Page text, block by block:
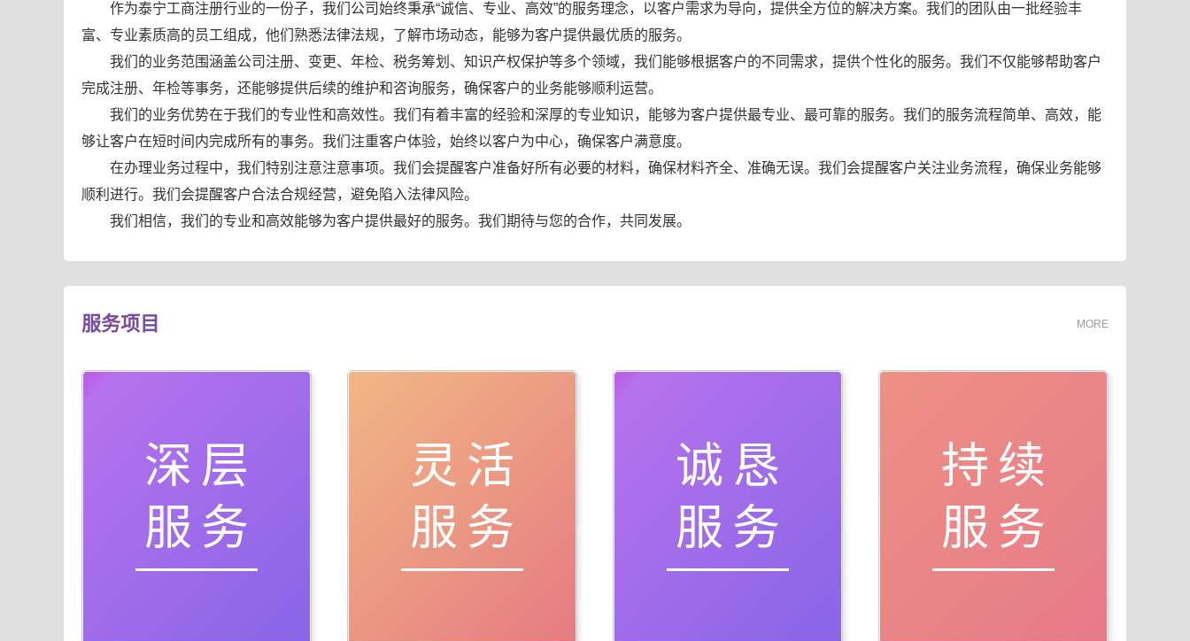
作为泰宁工商注册行业的一份子，我们公司始终秉承“诚信、专业、高效”的服务理念，以客户需求为导向，提供全方位的解决方案。我们的团队由一批经验丰
富、专业素质高的员工组成，他们熟悉法律法规，了解市场动态，能够为客户提供最优质的服务。
我们的业务范围涵盖公司注册、变更、年检、税务筹划、知识产权保护等多个领域，我们能够根据客户的不同需求，提供个性化的服务。我们不仅能够帮助客户
完成注册、年检等事务，还能够提供后续的维护和咨询服务，确保客户的业务能够顺利运营。
我们的业务优势在于我们的专业性和高效性。我们有着丰富的经验和深厚的专业知识，能够为客户提供最专业、最可靠的服务。我们的服务流程简单、高效，能
够让客户在短时间内完成所有的事务。我们注重客户体验，始终以客户为中心，确保客户满意度。
在办理业务过程中，我们特别注意注意事项。我们会提醒客户准备好所有必要的材料，确保材料齐全、准确无误。我们会提醒客户关注业务流程，确保业务能够
顺利进行。我们会提醒客户合法合规经营，避免陷入法律风险。
我们相信，我们的专业和高效能够为客户提供最好的服务。我们期待与您的合作，共同发展。
服务项目 MORE
深层
服务
灵活
服务
诚恳
服务
持续
服务